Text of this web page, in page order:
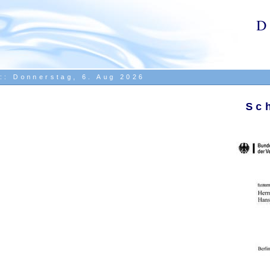
:: Donnerstag, 6. Aug 2026